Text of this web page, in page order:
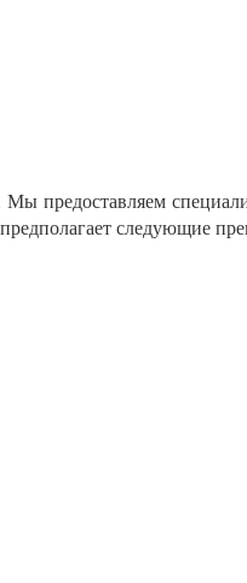
предоставляем
следующие